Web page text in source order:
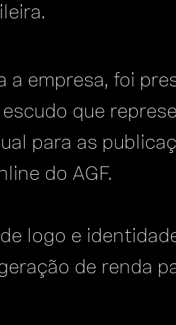
a empresa, foi
que
para as
do AGF.
logo e
de renda